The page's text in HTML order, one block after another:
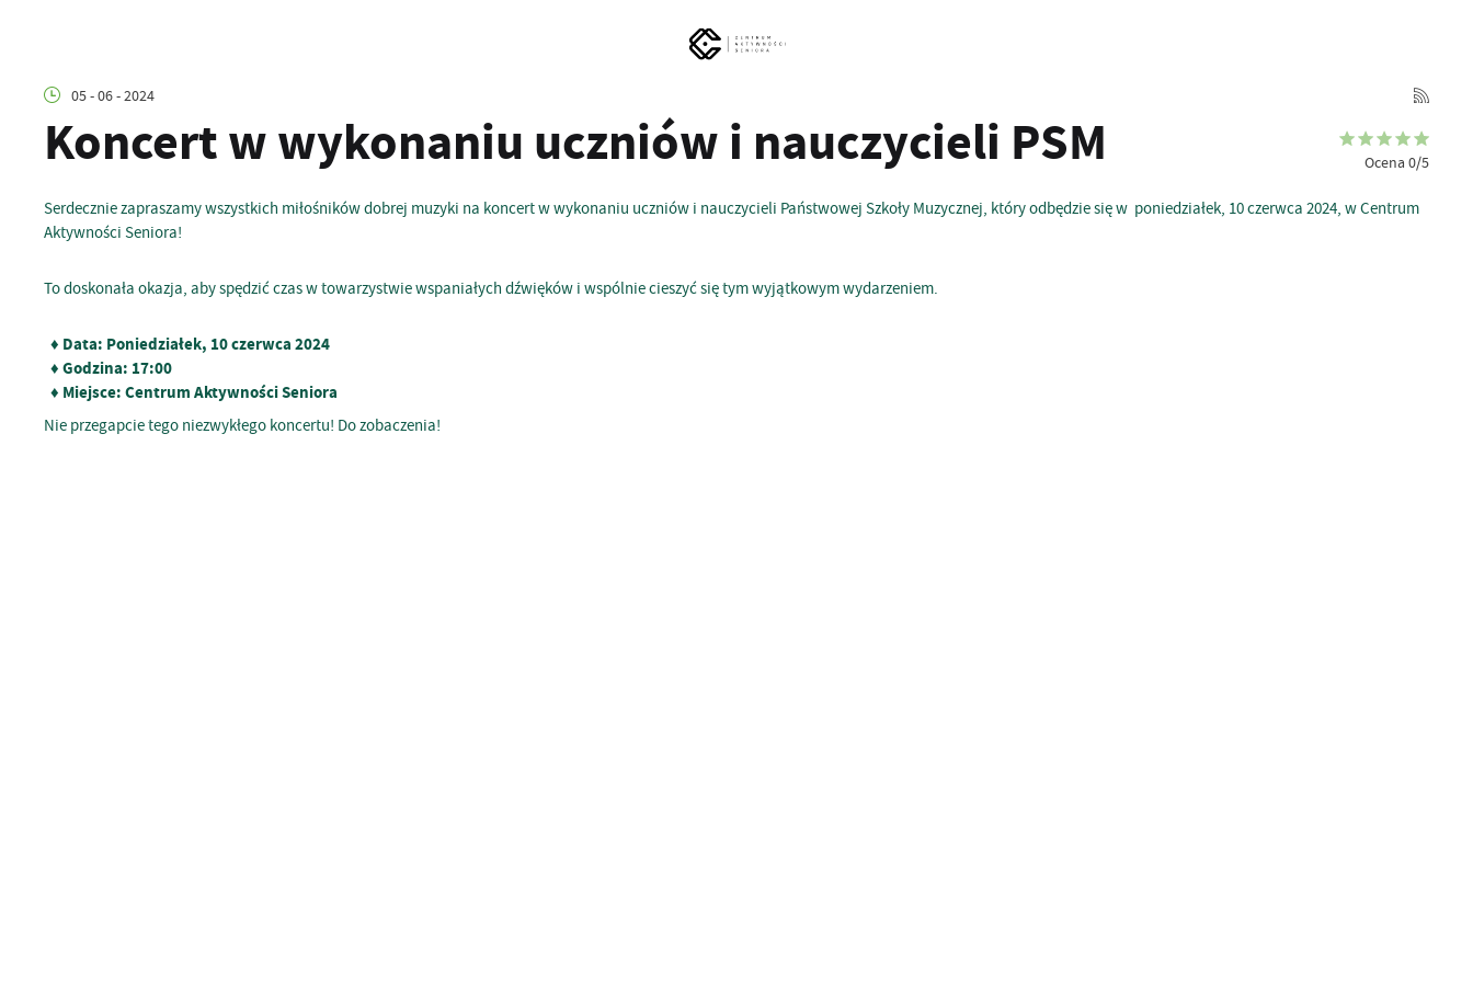
05 - 06 - 2024
Koncert w wykonaniu uczniów i nauczycieli PSM Ocena 0/5
Serdecznie zapraszamy wszystkich miłośników dobrej muzyki na koncert w wykonaniu uczniów i nauczycieli Państwowej Szkoły Muzycznej, który odbędzie się w poniedziałek, 10 czerwca 2024, w Centrum
Aktywności Seniora!
To doskonała okazja, aby spędzić czas w towarzystwie wspaniałych dźwięków i wspólnie cieszyć się tym wyjątkowym wydarzeniem.
♦ Data: Poniedziałek, 10 czerwca 2024
♦ Godzina: 17:00
♦ Miejsce: Centrum Aktywności Seniora
Nie przegapcie tego niezwykłego koncertu! Do zobaczenia!